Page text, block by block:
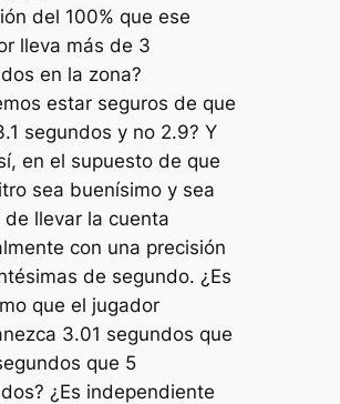
del 100% que ese
lleva más de 3
en la zona?
estar seguros de que
segundos y no 2.9? Y
en el supuesto de que
sea buenísimo y sea
de llevar la cuenta
con una precisión
de segundo. ¿Es
que el jugador
3.01 segundos que
que 5
¿Es independiente